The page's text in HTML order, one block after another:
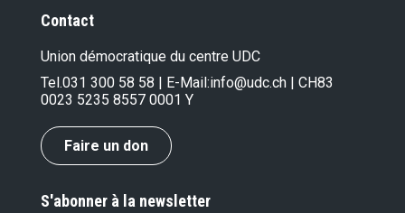
Contact
Union démocratique du centre UDC
Tel.031 300 58 58 | E-Mail:info@udc.ch | CH83
0023 5235 8557 0001 Y
Faire un don
S'abonner à la newsletter